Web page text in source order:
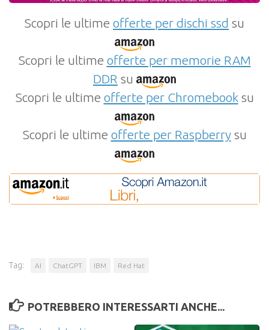
Scopri le ultime offerte per dischi ssd su
Scopri le ultime offerte per memorie RAM
DDR su
Scopri le ultime offerte per Chromebooksu
Scopri le ultime offerte per Raspberrysu
Tag: AI ChatGPT IBM Red Hat
POTREBBERO INTERESSARTI ANCHE...